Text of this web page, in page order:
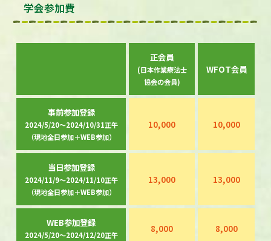
学会参加費
正会員
(日本作業療法士
協会の会員)
WFOT会員
事前参加登録
2024/5/20～2024/10/31正午
（現地全日参加＋WEB参加）
10,000 10,000
当日参加登録
2024/11/9～2024/11/10正午
（現地全日参加＋WEB参加）
13,000 13,000
WEB参加登録
2024/5/20～2024/12/20正午
8,000 8,000